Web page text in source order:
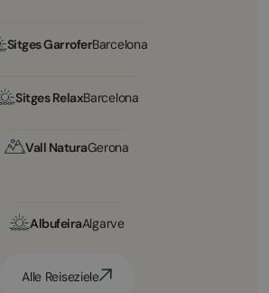
Sitges GarroferBarcelona
Sitges RelaxBarcelona
Vall NaturaGerona
AlbufeiraAlgarve
Alle Reiseziele